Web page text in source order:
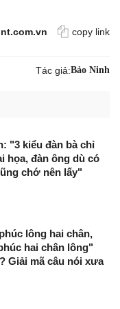
copy link
Tác giả:Bảo Ninh
"3 kiểu đàn bà chỉ
họa, đàn ông dù có
chớ nên lấy"
lông hai chân,
hai chân lông"
Giải mã câu nói xưa